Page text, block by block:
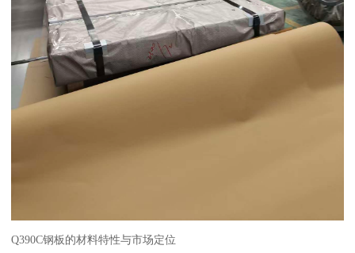
Q390C钢板的材料特性与市场定位